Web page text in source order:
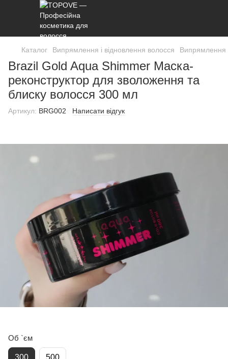
Каталог Випрямлення і відновлення волосся Випрямлення
Brazil Gold Aqua Shimmer Маска-
реконструктор для зволоження та
блиску волосся 300 мл
Артикул: BRG002 Написати відгук
Об `єм